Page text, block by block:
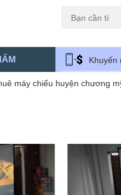
Khuyến
máy chiếu huyện chương